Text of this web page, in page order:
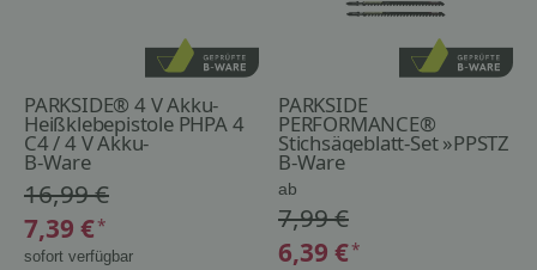
PARKSIDE® 4 V Akku-
Heißklebepistole PHPA 4
C4 / 4 V Akku-
Graviergerät PAGG 4 B2
B-Ware
16,99 €
7,39 €*
sofort verfügbar
PARKSIDE
PERFORMANCE®
Stichsägeblatt-Set »PPSTZ
3 A1«, 3-teilig
B-Ware
ab
7,99 €
6,39 €*